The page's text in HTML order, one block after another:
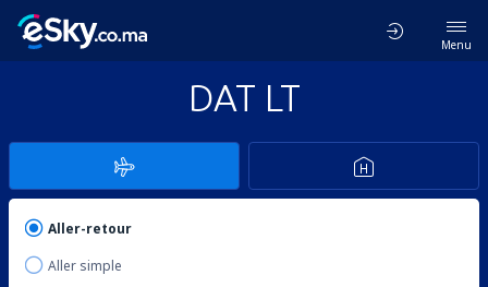
Menu
DAT LT
Aller-retour
Aller simple